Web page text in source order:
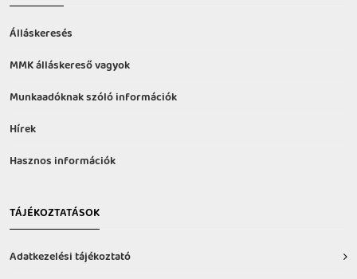
Álláskeresés
MMK álláskereső vagyok
Munkaadóknak szóló információk
Hírek
Hasznos információk
TÁJÉKOZTATÁSOK
Adatkezelési tájékoztató